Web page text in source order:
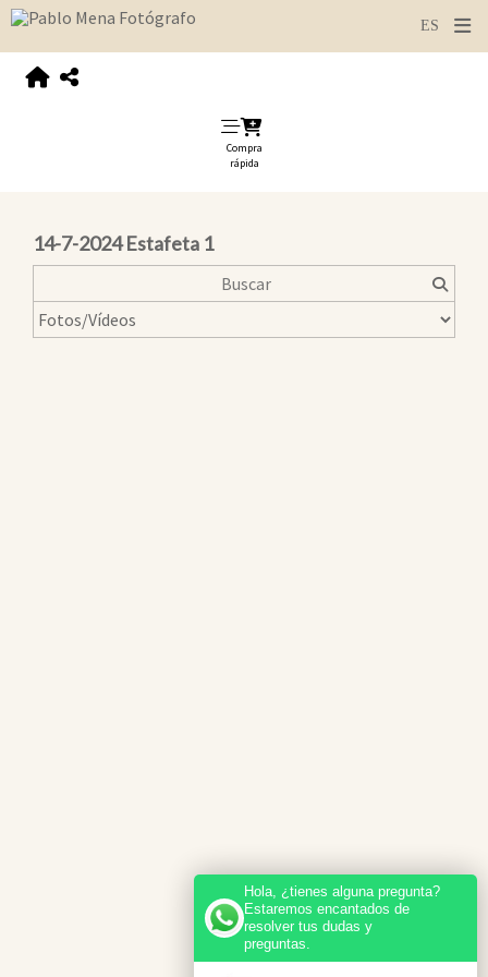
Compra
rápida
14-7-2024 Estafeta 1
Hola, ¿tienes alguna pregunta?
Estaremos encantados de
resolver tus dudas y
preguntas.